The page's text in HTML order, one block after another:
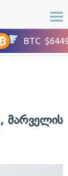
მარველის